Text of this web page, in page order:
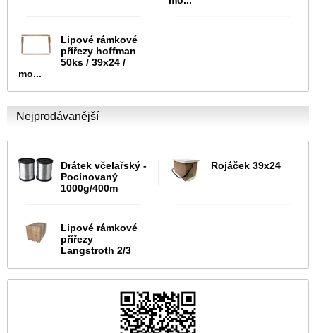
Lipové rámkové
přířezy hoffman
50ks / 39x24 /
mo...
Nejprodávanější
Drátek včelařský -
Pocínovaný
1000g/400m
Rojáček 39x24
Lipové rámkové
přířezy
Langstroth 2/3